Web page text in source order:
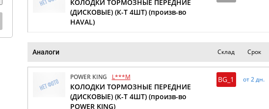
КОЛОДКИ ТОРМОЗНЫЕ ПЕРЕДНИЕ
(ДИСКОВЫЕ) (К-Т 4ШТ) (произв-во
HAVAL)
Аналоги Склад Срок
POWER KING L***M
КОЛОДКИ ТОРМОЗНЫЕ ПЕРЕДНИЕ
(ДИСКОВЫЕ) (К-Т 4ШТ) (произв-во
POWER KING)
BG_1 от 2 дн.